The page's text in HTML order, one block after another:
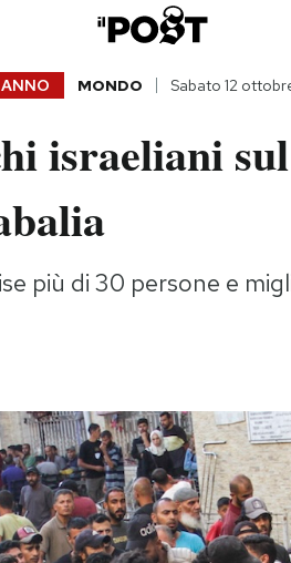
ANNO MONDO Sabato 12
israeliani
più di 30 persone e